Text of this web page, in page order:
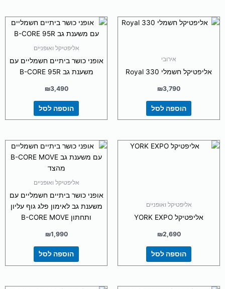
אירובי
אליפטיקל חשמלי Royal 330
₪3,790
הוספה לסל
אליפטיקל ואופניים
אופני כושר ביתיים חשמליים עם
משענת גב B-CORE 95R
₪3,490
הוספה לסל
אליפטיקל ואופניים
אליפטיקל YORK EXPO
₪2,690
הוספה לסל
אליפטיקל ואופניים
אופני כושר ביתיים חשמליים עם
משענת גב לאימון פלג גוף עליון
ותחתון B-CORE MOVE
₪1,990
הוספה לסל